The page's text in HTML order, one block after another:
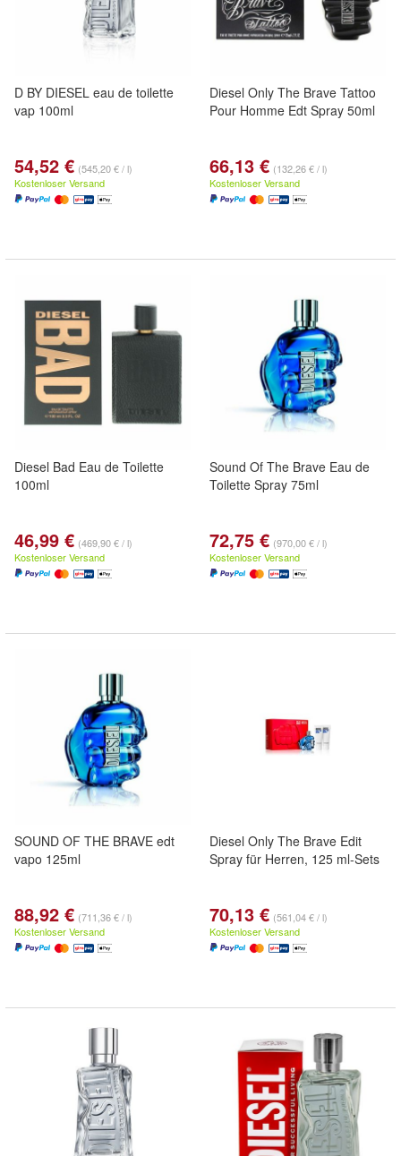
D BY DIESEL eau de toilette
vap 100ml
54,52 € (545,20 € / l)
Kostenloser Versand
Diesel Only The Brave Tattoo
Pour Homme Edt Spray 50ml
66,13 € (132,26 € / l)
Kostenloser Versand
Diesel Bad Eau de Toilette
100ml
46,99 € (469,90 € / l)
Kostenloser Versand
Sound Of The Brave Eau de
Toilette Spray 75ml
72,75 € (970,00 € / l)
Kostenloser Versand
SOUND OF THE BRAVE edt
vapo 125ml
88,92 € (711,36 € / l)
Kostenloser Versand
Diesel Only The Brave Edit
Spray für Herren, 125 ml-Sets
70,13 € (561,04 € / l)
Kostenloser Versand